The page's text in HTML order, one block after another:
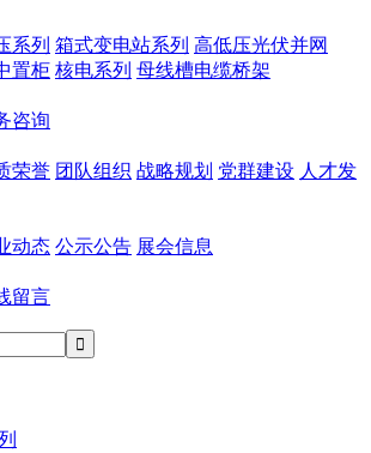
系列 箱式变电站系列 高低压光伏并网
置柜 核电系列 母线槽电缆桥架
咨询
荣誉 团队组织 战略规划 党群建设 人才发
动态 公示公告 展会信息
留言